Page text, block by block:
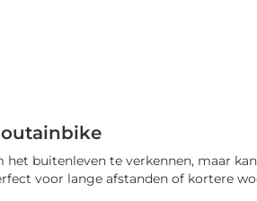
buitenleven te verkennen, maar
voor lange afstanden of kortere